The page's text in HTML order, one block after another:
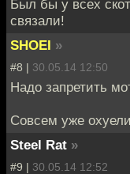
Был бы у всех
связали!
SHOEI »
#8 | 30.05.14 12:50
Надо запретить
Совсем уже
Steel Rat »
#9 | 30.05.14 12:52